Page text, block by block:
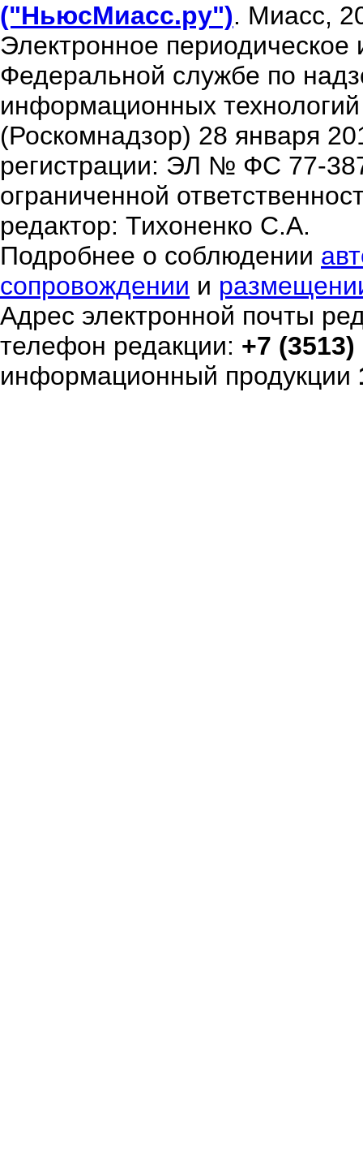
("НьюсМиасс.ру"). Миасс,
Электронное периодическое
Федеральной службе по
информационных
(Роскомнадзор) 28 января
регистрации: ЭЛ № ФС 77-
ограниченной
редактор: Тихоненко С.А.
Подробнее о соблюдении
сопровождении и
Адрес электронной почты
телефон редакции: +7
информационный продукции